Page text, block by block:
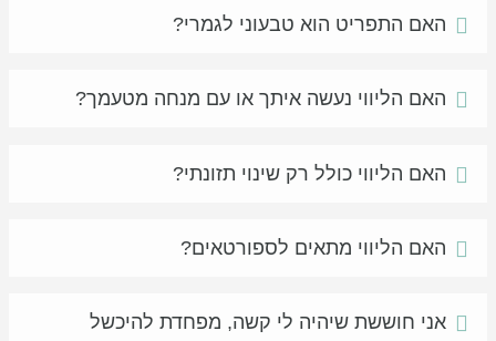
האם התפריט הוא טבעוני לגמרי?
האם הליווי נעשה איתך או עם מנחה מטעמך?
האם הליווי כולל רק שינוי תזונתי?
האם הליווי מתאים לספורטאים?
אני חוששת שיהיה לי קשה, מפחדת להיכשל